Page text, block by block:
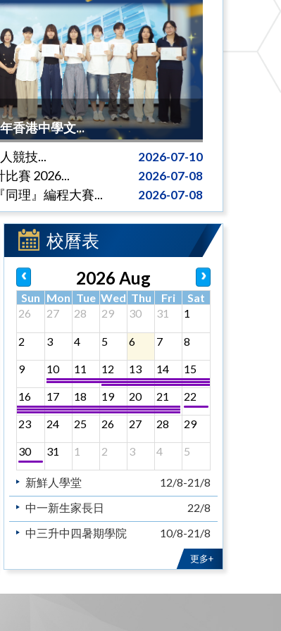
香港中學文...
2026-07-10
競技...
2026-07-08
賽 2026...
2026-07-08
理』編程大賽...
校曆表
2026 Aug
Sun Mon Tue Wed Thu Fri
Sat
26
27 28 29 30 31 1
2 3 4 5 6 7 8
9 10 11 12 13 14 15
16 17 18 19 20 21 22
23 24 25 26 27 28 29
30 31 1 2 3 4 5
新鮮人學堂
12/8-21/8
中一新生家長日
22/8
中三升中四暑期學院
10/8-21/8
10/8-21/8
更多+